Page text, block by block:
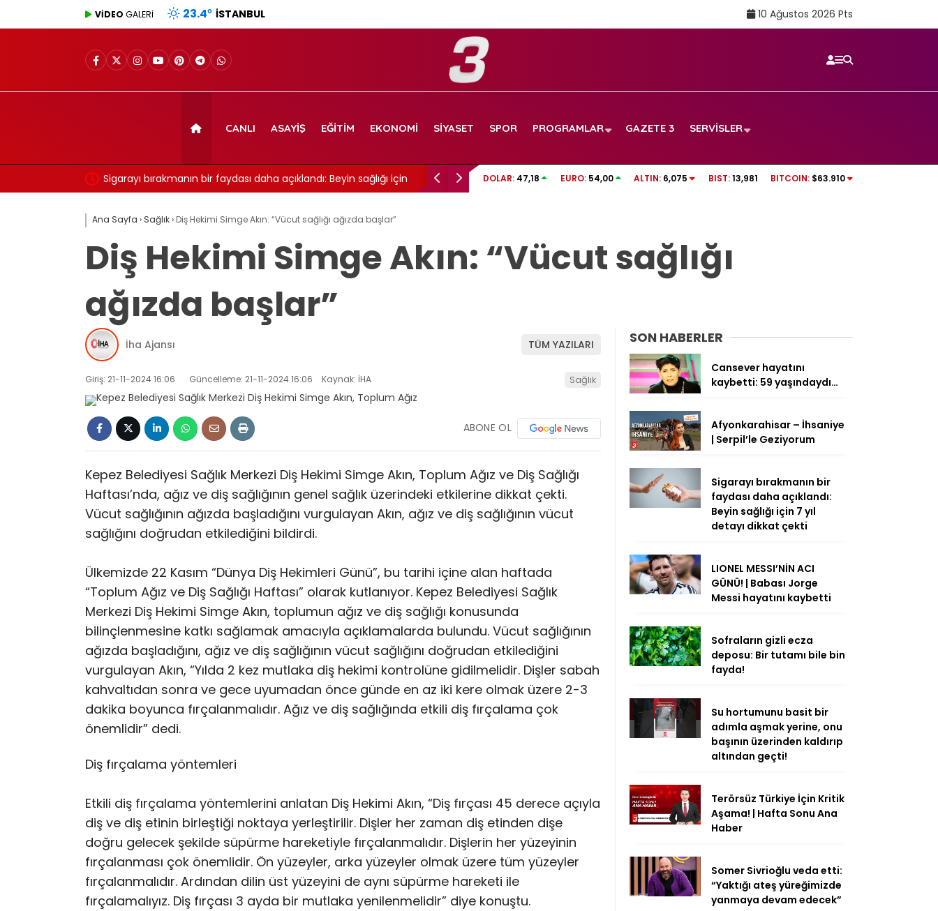
VİDEO GALERİ 23.4° İSTANBUL 10 Ağustos 2026 Pts
CANLI ASAYIŞ EĞITIM EKONOMI SIYASET SPOR PROGRAMLAR GAZETE 3 SERVISLER
Sigarayı bırakmanın bir faydası daha açıklandı: Beyin sağlığı için
Cansever hayatını kaybetti: 59 yaşındaydı…
Sigarayı bırakmanın bir faydası daha
DOLAR: 47,18 EURO: 54,00 ALTIN: 6,075 BIST: 13,981 BITCOIN: $63.910
Ana Sayfa › Sağlık› Diş Hekimi Simge Akın: “Vücut sağlığı ağızda başlar”
Diş Hekimi Simge Akın: “Vücut sağlığı
ağızda başlar”
İha Ajansı TÜM YAZILARI
Giriş: 21-11-2024 16:06 Güncelleme: 21-11-2024 16:06 Kaynak: İHA Sağlık
ABONE OL
Kepez Belediyesi Sağlık Merkezi Diş Hekimi Simge Akın, Toplum Ağız ve Diş Sağlığı
Haftası’nda, ağız ve diş sağlığının genel sağlık üzerindeki etkilerine dikkat çekti.
Vücut sağlığının ağızda başladığını vurgulayan Akın, ağız ve diş sağlığının vücut
sağlığını doğrudan etkilediğini bildirdi.
Ülkemizde 22 Kasım “Dünya Diş Hekimleri Günü”, bu tarihi içine alan haftada
“Toplum Ağız ve Diş Sağlığı Haftası” olarak kutlanıyor. Kepez Belediyesi Sağlık
Merkezi Diş Hekimi Simge Akın, toplumun ağız ve diş sağlığı konusunda
bilinçlenmesine katkı sağlamak amacıyla açıklamalarda bulundu. Vücut sağlığının
ağızda başladığını, ağız ve diş sağlığının vücut sağlığını doğrudan etkilediğini
vurgulayan Akın, “Yılda 2 kez mutlaka diş hekimi kontrolüne gidilmelidir. Dişler sabah
kahvaltıdan sonra ve gece uyumadan önce günde en az iki kere olmak üzere 2-3
dakika boyunca fırçalanmalıdır. Ağız ve diş sağlığında etkili diş fırçalama çok
önemlidir” dedi.
Diş fırçalama yöntemleri
Etkili diş fırçalama yöntemlerini anlatan Diş Hekimi Akın, “Diş fırçası 45 derece açıyla
diş ve diş etinin birleştiği noktaya yerleştirilir. Dişler her zaman diş etinden dişe
doğru gelecek şekilde süpürme hareketiyle fırçalanmalıdır. Dişlerin her yüzeyinin
fırçalanması çok önemlidir. Ön yüzeyler, arka yüzeyler olmak üzere tüm yüzeyler
fırçalanmalıdır. Ardından dilin üst yüzeyini de aynı süpürme hareketi ile
fırçalamalıyız. Diş fırçası 3 ayda bir mutlaka yenilenmelidir” diye konuştu.
SON HABERLER
Cansever hayatını
kaybetti: 59 yaşındaydı…
Afyonkarahisar – İhsaniye
| Serpil’le Geziyorum
Sigarayı bırakmanın bir
faydası daha açıklandı:
Beyin sağlığı için 7 yıl
detayı dikkat çekti
LIONEL MESSI’NİN ACI
GÜNÜ! | Babası Jorge
Messi hayatını kaybetti
Sofraların gizli ecza
deposu: Bir tutamı bile bin
fayda!
Su hortumunu basit bir
adımla aşmak yerine, onu
başının üzerinden kaldırıp
altından geçti!
Terörsüz Türkiye İçin Kritik
Aşama! | Hafta Sonu Ana
Haber
Somer Sivrioğlu veda etti:
“Yaktığı ateş yüreğimizde
yanmaya devam edecek”